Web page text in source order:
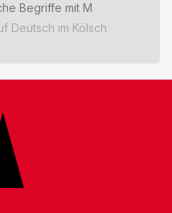
Begriffe mit M
Deutsch im Kölsch